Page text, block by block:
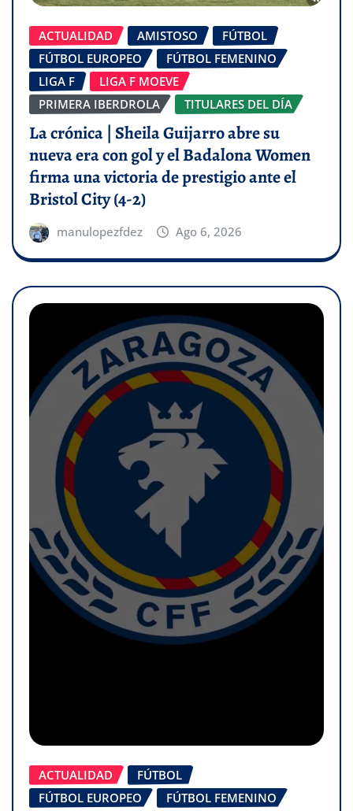
ACTUALIDAD AMISTOSO
FÚTBOL
FÚTBOL EUROPEO
FÚTBOL FEMENINO
LIGA F
LIGA F MOEVE
PRIMERA IBERDROLA
TITULARES DEL DÍA
La crónica | Sheila Guijarro abre su
nueva era con gol y el Badalona Women
firma una victoria de prestigio ante el
Bristol City (4-2)
manulopezfdez Ago 6, 2026
ACTUALIDAD
FÚTBOL
FÚTBOL EUROPEO
FÚTBOL FEMENINO